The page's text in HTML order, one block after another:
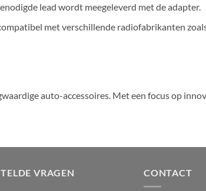
lead wordt meegeleverd met de adapter.
met verschillende radiofabrikanten
auto-accessoires. Met een focus op
VRAGEN CONTACT